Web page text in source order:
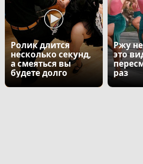
Ролик длится
несколько секунд,
а смеяться вы
будете долго
Ржу
это
раз